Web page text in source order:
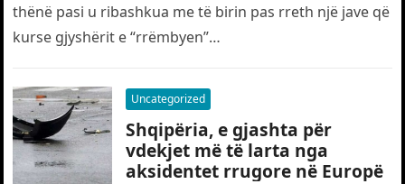
thënë pasi u ribashkua me të birin pas rreth një jave që
kurse gjyshërit e “rrëmbyen”…
Uncategorized
Shqipëria, e gjashta për
vdekjet më të larta nga
aksidentet rrugore në Europë